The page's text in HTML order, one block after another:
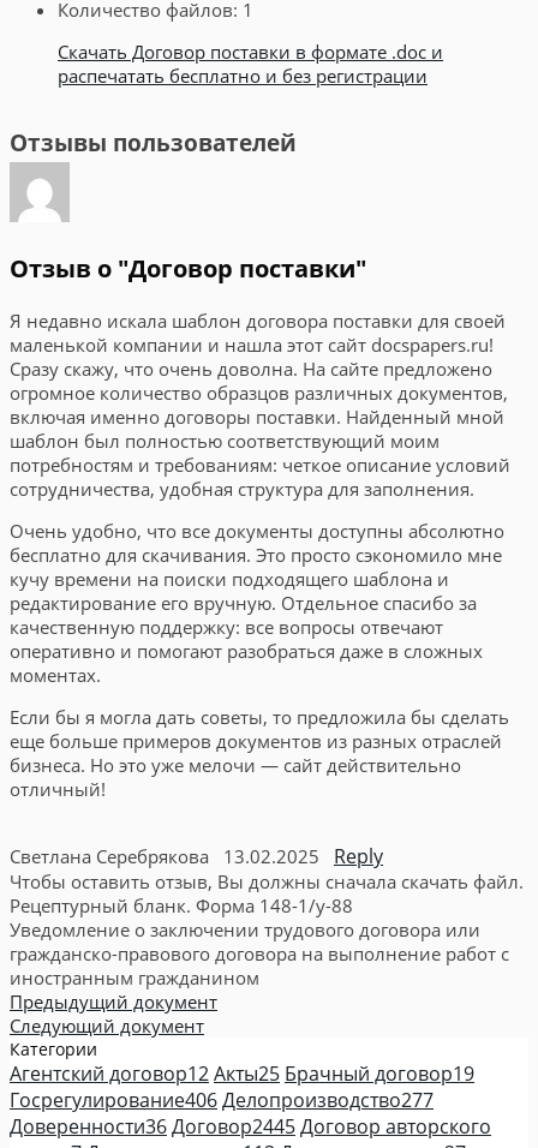
Количество файлов: 1
Скачать Договор поставки в формате .doc и
распечатать бесплатно и без регистрации
Отзывы пользователей
Отзыв о "Договор поставки"
Я недавно искала шаблон договора поставки для своей
маленькой компании и нашла этот сайт docspapers.ru!
Сразу скажу, что очень доволна. На сайте предложено
огромное количество образцов различных документов,
включая именно договоры поставки. Найденный мной
шаблон был полностью соответствующий моим
потребностям и требованиям: четкое описание условий
сотрудничества, удобная структура для заполнения.
Очень удобно, что все документы доступны абсолютно
бесплатно для скачивания. Это просто сэкономило мне
кучу времени на поиски подходящего шаблона и
редактирование его вручную. Отдельное спасибо за
качественную поддержку: все вопросы отвечают
оперативно и помогают разобраться даже в сложных
моментах.
Если бы я могла дать советы, то предложила бы сделать
еще больше примеров документов из разных отраслей
бизнеса. Но это уже мелочи — сайт действительно
отличный!
Светлана Серебрякова 13.02.2025 Reply
Чтобы оставить отзыв, Вы должны сначала скачать файл.
Рецептурный бланк. Форма 148-1/у-88
Уведомление о заключении трудового договора или
гражданско-правового договора на выполнение работ с
иностранным гражданином
Предыдущий документ
Следующий документ
Категории
Агентский договор12Акты25 Брачный договор19
Госрегулирование406Делопроизводство277
Доверенности36Договор2445Договор авторского